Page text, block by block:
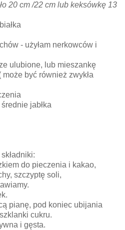
20 cm /22 cm lub keksówkę 13
- użyłam nerkowców i
ulubione, lub mieszankę
być również zwykła
jabłka
do pieczenia i kakao,
szczyptę soli,
pianę, pod koniec ubijania
cukru.
i gęsta.